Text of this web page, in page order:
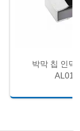
박막 칩 인덕